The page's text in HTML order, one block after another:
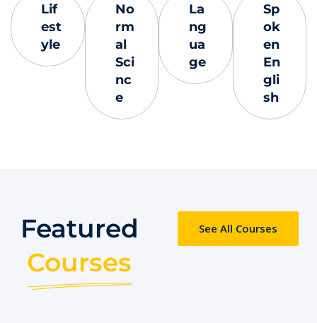
Lif
est
yle
No
rm
al
Sci
nc
e
La
ng
ua
ge
Sp
ok
en
En
gli
sh
Featured
Courses
See All Courses